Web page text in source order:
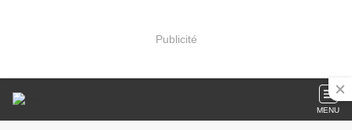
Publicité
MENU